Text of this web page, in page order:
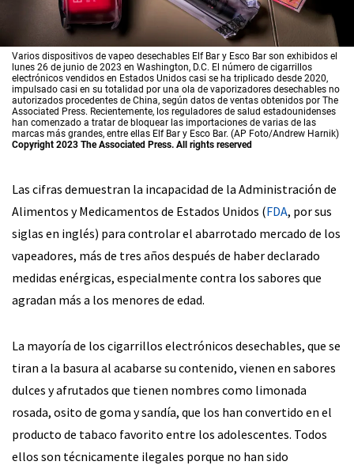
Varios dispositivos de vapeo desechables Elf Bar y Esco Bar son exhibidos el
lunes 26 de junio de 2023 en Washington, D.C. El número de cigarrillos
electrónicos vendidos en Estados Unidos casi se ha triplicado desde 2020,
impulsado casi en su totalidad por una ola de vaporizadores desechables no
autorizados procedentes de China, según datos de ventas obtenidos por The
Associated Press. Recientemente, los reguladores de salud estadounidenses
han comenzado a tratar de bloquear las importaciones de varias de las
marcas más grandes, entre ellas Elf Bar y Esco Bar. (AP Foto/Andrew Harnik)
Copyright 2023 The Associated Press. All rights reserved
Las cifras demuestran la incapacidad de la Administración de
Alimentos y Medicamentos de Estados Unidos (FDA, por sus
siglas en inglés) para controlar el abarrotado mercado de los
vapeadores, más de tres años después de haber declarado
medidas enérgicas, especialmente contra los sabores que
agradan más a los menores de edad.
La mayoría de los cigarrillos electrónicos desechables, que se
tiran a la basura al acabarse su contenido, vienen en sabores
dulces y afrutados que tienen nombres como limonada
rosada, osito de goma y sandía, que los han convertido en el
producto de tabaco favorito entre los adolescentes. Todos
ellos son técnicamente ilegales porque no han sido